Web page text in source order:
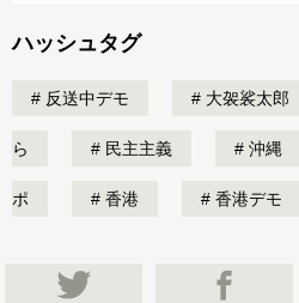
ハッシュタグ
反送中デモ 大袈裟太郎
ら 民主主義 沖縄
ポ 香港 香港デモ